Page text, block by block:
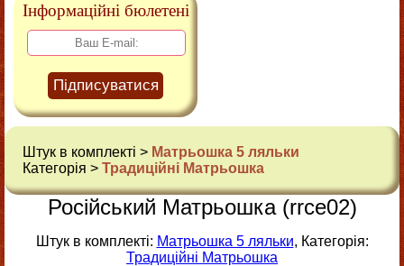
Інформаційні бюлетені
Підписуватися
Штук в комплекті > Матрьошка 5 ляльки
Категорія > Традиційні Матрьошка
Російський Матрьошка (rrce02)
Штук в комплекті: Матрьошка 5 ляльки, Категорія:
Традиційні Матрьошка